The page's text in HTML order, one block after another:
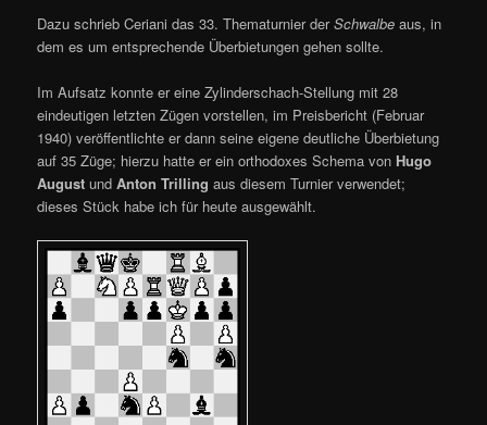
Dazu schrieb Ceriani das 33. Thematurnier derSchwalbe aus, in
dem es um entsprechende Überbietungen gehen sollte.
Im Aufsatz konnte er eine Zylinderschach-Stellung mit 28
eindeutigen letzten Zügen vorstellen, im Preisbericht (Februar
1940) veröffentlichte er dann seine eigene deutliche Überbietung
auf 35 Züge; hierzu hatte er ein orthodoxes Schema von Hugo
August undAnton Trilling aus diesem Turnier verwendet;
dieses Stück habe ich für heute ausgewählt.